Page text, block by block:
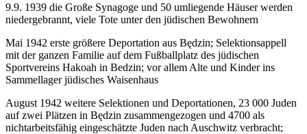
9.9. 1939 die Große Synagoge und 50 umliegende Häuser werden
niedergebrannt, viele Tote unter den jüdischen Bewohnern
Mai 1942 erste größere Deportation aus Będzin; Selektionsappell
mit der ganzen Familie auf dem Fußballplatz des jüdischen
Sportvereins Hakoah in Bedzin; vor allem Alte und Kinder ins
Sammellager jüdisches Waisenhaus
August 1942 weitere Selektionen und Deportationen, 23 000 Juden
auf zwei Plätzen in Będzin zusammengezogen und 4700 als
nichtarbeitsfähig eingeschätzte Juden nach Auschwitz verbracht;